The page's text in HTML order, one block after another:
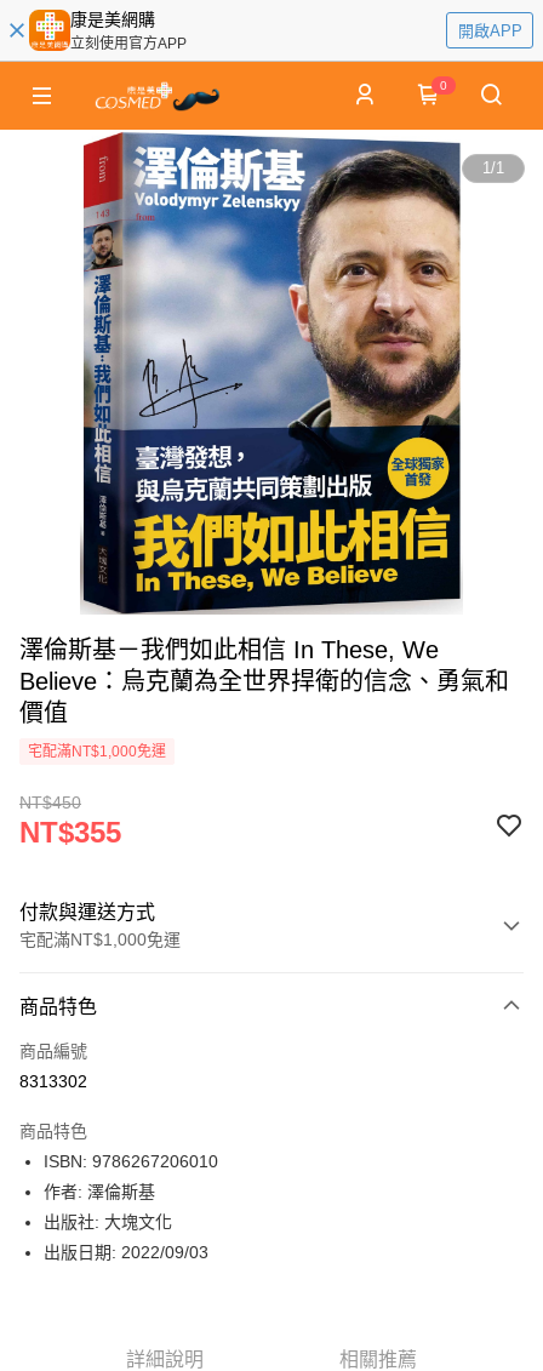
康是美網購
立刻使用官方APP
開啟APP
0
1/1
澤倫斯基－我們如此相信 In These, We
Believe：烏克蘭為全世界捍衛的信念、勇氣和
價值
宅配滿NT$1,000免運
NT$450
NT$355
付款與運送方式
宅配滿NT$1,000免運
icash Pay
信用卡一次付款
LINE Pay
Apple Pay
街口支付
商品特色
商品編號
8313302
商品特色
ISBN: 9786267206010
作者: 澤倫斯基
出版社: 大塊文化
出版日期: 2022/09/03
詳細說明 相關推薦